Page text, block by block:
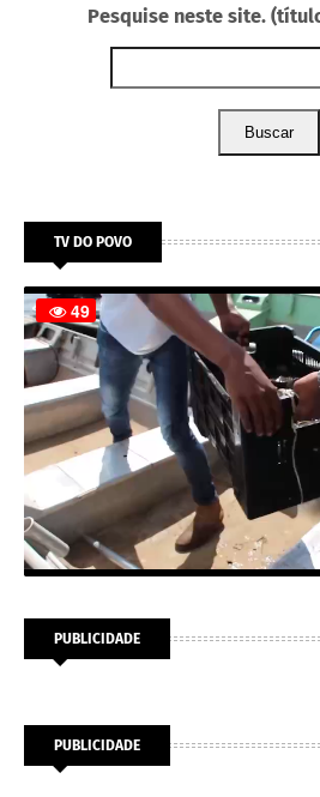
Pesquise neste site.
Buscar
TV DO POVO
PUBLICIDADE
PUBLICIDADE